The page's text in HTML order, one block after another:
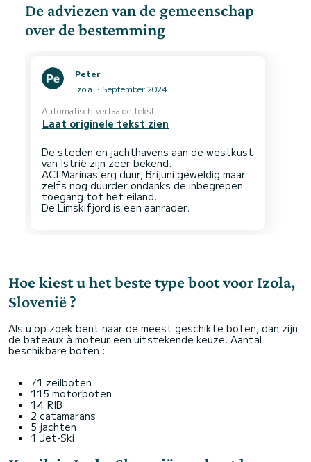
De adviezen van de gemeenschap
over de bestemming
Peter
Izola
September 2024
Automatisch vertaalde tekst
Laat originele tekst zien
De steden en jachthavens aan de westkust
van Istrië zijn zeer bekend.
ACI Marinas erg duur, Brijuni geweldig maar
zelfs nog duurder ondanks de inbegrepen
toegang tot het eiland.
Hoe kiest u het beste type boot voor Izola,
Slovenië ?
Als u op zoek bent naar de meest geschikte boten, dan zijn
de bateaux à moteur een uitstekende keuze. Aantal
beschikbare boten :
71 zeilboten
115 motorboten
14 RIB
2 catamarans
5 jachten
1 Jet-Ski